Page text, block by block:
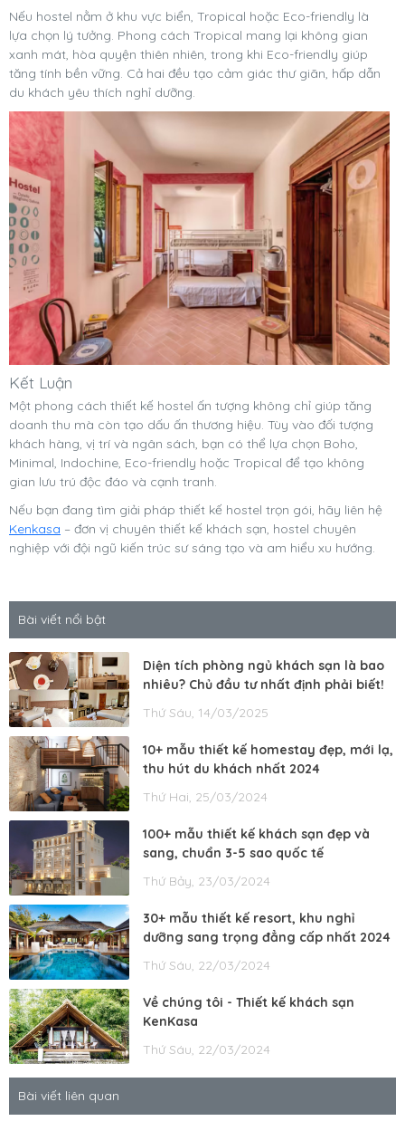
Nếu hostel nằm ở khu vực biển, Tropical hoặc Eco-friendly là
lựa chọn lý tưởng. Phong cách Tropical mang lại không gian
xanh mát, hòa quyện thiên nhiên, trong khi Eco-friendly giúp
tăng tính bền vững. Cả hai đều tạo cảm giác thư giãn, hấp dẫn
du khách yêu thích nghỉ dưỡng.
Kết Luận
Một phong cách thiết kế hostel ấn tượng không chỉ giúp tăng
doanh thu mà còn tạo dấu ấn thương hiệu. Tùy vào đối tượng
khách hàng, vị trí và ngân sách, bạn có thể lựa chọn Boho,
Minimal, Indochine, Eco-friendly hoặc Tropical để tạo không
gian lưu trú độc đáo và cạnh tranh.
Nếu bạn đang tìm giải pháp thiết kế hostel trọn gói, hãy liên hệ
Kenkasa – đơn vị chuyên thiết kế khách sạn, hostel chuyên
nghiệp với đội ngũ kiến trúc sư sáng tạo và am hiểu xu hướng.
Bài viết nổi bật
Diện tích phòng ngủ khách sạn là bao
nhiêu? Chủ đầu tư nhất định phải biết!
Thứ Sáu, 14/03/2025
10+ mẫu thiết kế homestay đẹp, mới lạ,
thu hút du khách nhất 2024
Thứ Hai, 25/03/2024
100+ mẫu thiết kế khách sạn đẹp và
sang, chuẩn 3-5 sao quốc tế
Thứ Bảy, 23/03/2024
30+ mẫu thiết kế resort, khu nghỉ
dưỡng sang trọng đẳng cấp nhất 2024
Thứ Sáu, 22/03/2024
Về chúng tôi - Thiết kế khách sạn
KenKasa
Thứ Sáu, 22/03/2024
Bài viết liên quan